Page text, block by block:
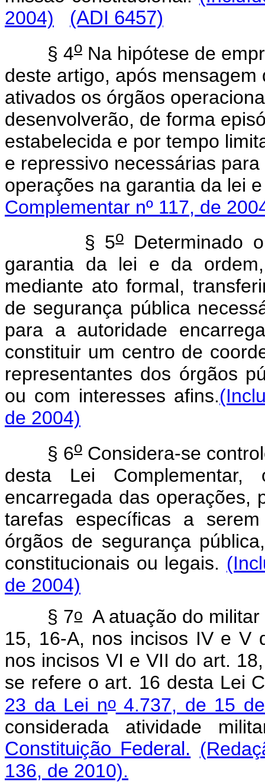
2004)
(ADI 6457)
§ 4o Na hipótese de
deste artigo, após
ativados os órgãos
desenvolverão, de forma
estabelecida e por tempo
e repressivo necessárias
operações na garantia da lei
Complementar nº 117, de
§ 5oDeterminado
garantia da lei e da
mediante ato formal,
de segurança pública
para a autoridade
constituir um centro de
representantes dos órgãos
ou com interesses afins.
de 2004)
§ 6o Considera-se
desta Lei
encarregada das operações,
tarefas específicas a
órgãos de segurança
constitucionais ou legais.
de 2004)
§ 7oA atuação do militar
15, 16-A, nos incisos IV e V
nos incisos VI e VII do art.
se refere o art. 16 desta Lei
23 da Lei no4.737, de 15
considerada atividade
Constituição Federal.
136, de 2010).